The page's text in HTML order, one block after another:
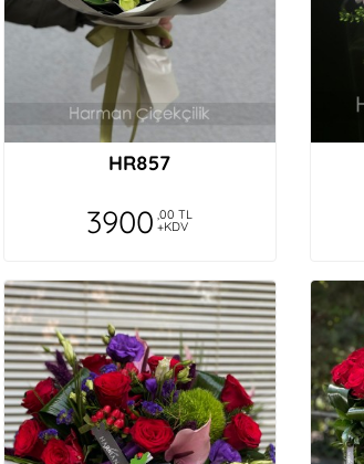
HR857
3900 ,00 TL
+KDV